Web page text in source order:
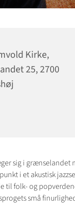
Kirke,
25, 2700
sig i grænselandet
i et akustisk
til folk- og
små